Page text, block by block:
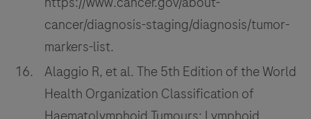
cancer/diagnosis-staging/diagnosis/tumor-
markers-list.
Alaggio R, et al. The 5th Edition of the World
Health Organization Classification of